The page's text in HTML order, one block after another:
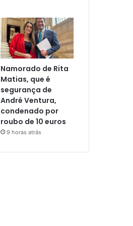
Namorado de Rita
Matias, que é
segurança de
André Ventura,
condenado por
roubo de 10 euros
9 horas atrás